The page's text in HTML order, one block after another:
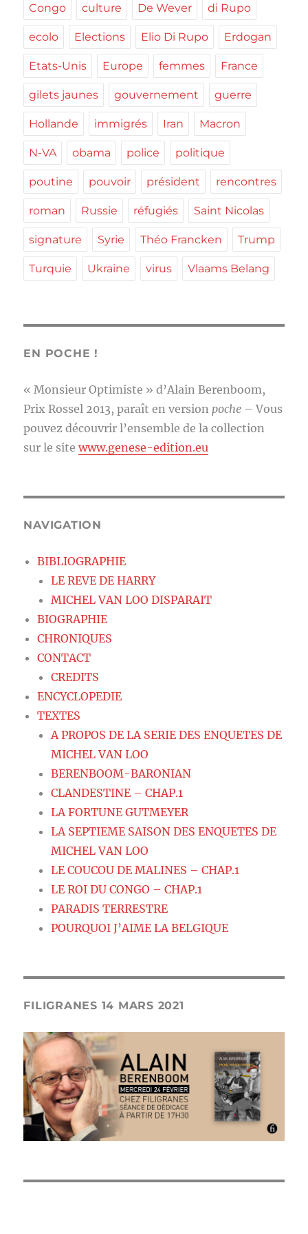
Congo culture De Wever di Rupo
ecolo Elections Elio Di Rupo Erdogan
Etats-Unis Europe femmes France
gilets jaunes gouvernement guerre
Hollande immigrés Iran Macron
N-VA obama police politique
poutine pouvoir président rencontres
roman Russie réfugiés Saint Nicolas
signature Syrie Théo Francken Trump
Turquie Ukraine virus Vlaams Belang
EN POCHE !
« Monsieur Optimiste » d’Alain Berenboom,
Prix Rossel 2013, paraît en version poche – Vous
pouvez découvrir l’ensemble de la collection
sur le sitewww.genese-edition.eu
NAVIGATION
BIBLIOGRAPHIE
LE REVE DE HARRY
MICHEL VAN LOO DISPARAIT
BIOGRAPHIE
CHRONIQUES
CONTACT
CREDITS
ENCYCLOPEDIE
TEXTES
A PROPOS DE LA SERIE DES ENQUETES DE
MICHEL VAN LOO
BERENBOOM-BARONIAN
CLANDESTINE – CHAP.1
LA FORTUNE GUTMEYER
LA SEPTIEME SAISON DES ENQUETES DE
MICHEL VAN LOO
LE COUCOU DE MALINES – CHAP.1
LE ROI DU CONGO – CHAP.1
PARADIS TERRESTRE
POURQUOI J’AIME LA BELGIQUE
FILIGRANES 14 MARS 2021